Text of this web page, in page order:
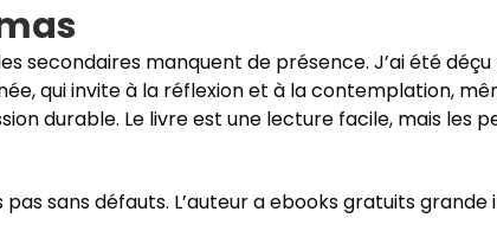
secondaires manquent de présence. J’ai été
qui invite à la réflexion et à la contemplation,
durable. Le livre est une lecture facile, mais les
sans défauts. L’auteur a ebooks gratuits